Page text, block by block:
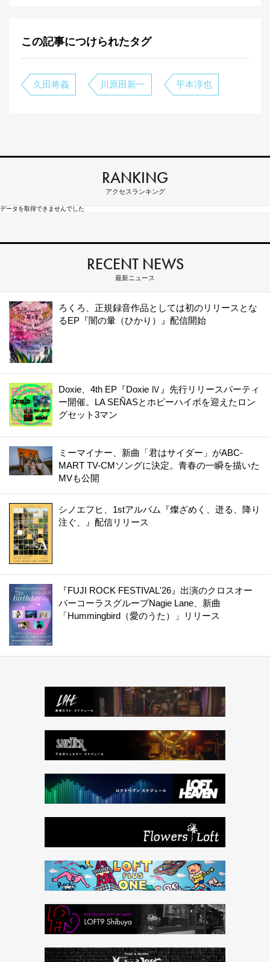
この記事につけられたタグ
久田将義 川原田新一 平本淳也
RANKING
アクセスランキング
データを取得できませんでした
RECENT NEWS
最新ニュース
ろくろ、正規録音作品としては初のリリースとな
るEP『闇の暈（ひかり）』配信開始
Doxie、4th EP『Doxie Ⅳ』先行リリースパーティ
ー開催。LA SEÑASとホピーハイボを迎えたロン
グセット3マン
ミーマイナー、新曲「君はサイダー」がABC-
MART TV-CMソングに決定。青春の一瞬を描いた
MVも公開
シノエフヒ、1stアルバム『燦ざめく、迸る、降り
注ぐ、』配信リリース
『FUJI ROCK FESTIVAL'26』出演のクロスオー
バーコーラスグループNagie Lane、新曲
「Hummingbird（愛のうた）」リリース